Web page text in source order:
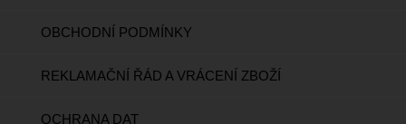
OBCHODNÍ PODMÍNKY
REKLAMAČNÍ ŘÁD A VRÁCENÍ ZBOŽÍ
OCHRANA DAT